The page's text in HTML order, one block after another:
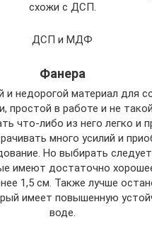
схожи с ДСП.
ДСП и МДФ
Фанера
и недорогой материал для
простой в работе и не
что-либо из него легко и
много усилий и
Но выбирать
имеют достаточно
1,5 см. Также лучше
имеет повышенную
воде.